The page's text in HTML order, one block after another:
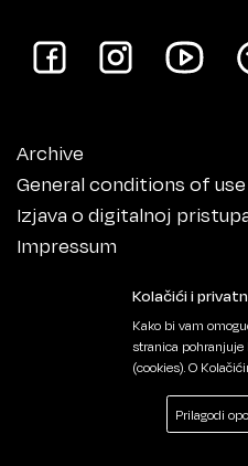
Archive
General conditions of use
Izjava o digitalnoj
Impressum
Kolačići i
Kako bi vam
stranica pohranjuje
(cookies).O
Prilagodi